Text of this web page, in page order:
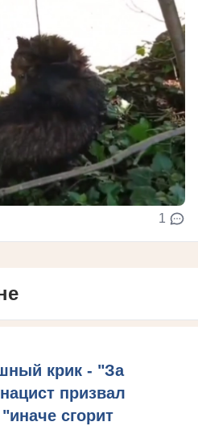
1
крик - "За
призвал
сгорит